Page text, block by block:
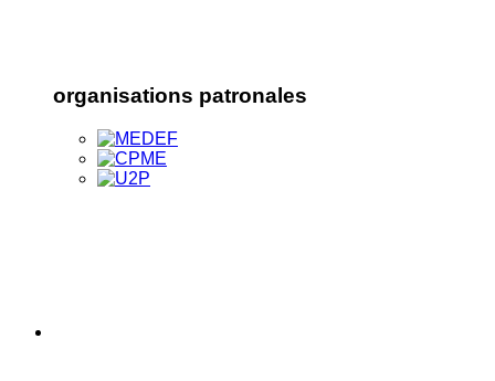
organisations patronales